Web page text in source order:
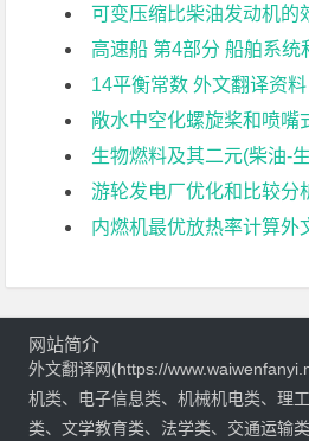
可变压缩比柴油发动机的效率
高速船 第4部分 船舶系统
14平衡常数 外文翻译资料
敞水中空化螺旋桨和喷嘴式全 回转
生物燃料及其二元(柴油-生物柴油)和三元(乙醇生物柴 油-
游轮发电厂优化和比较分
内燃机最优放热率计算外
网站简介
外文翻译网(https://
机类、电子信息类、机械机电类、理
类、文学教育类、法学类、交通运输